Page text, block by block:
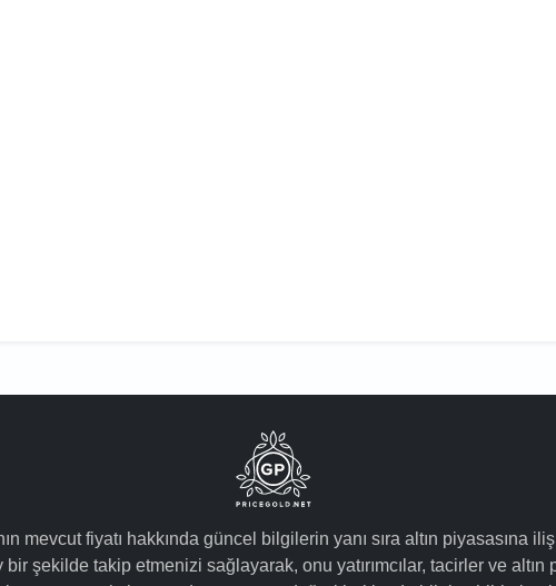
mevcut fiyatı hakkında güncel bilgilerin yanı sıra altın piyasasına
bir şekilde takip etmenizi sağlayarak, onu yatırımcılar, tacirler ve